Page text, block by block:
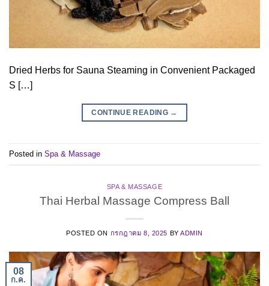
Dried Herbs for Sauna Steaming in Convenient Packaged
S […]
CONTINUE READING →
Posted in Spa & Massage
SPA & MASSAGE
Thai Herbal Massage Compress Ball
POSTED ON กรกฎาคม 8, 2025 BYADMIN
08
ก.ค.